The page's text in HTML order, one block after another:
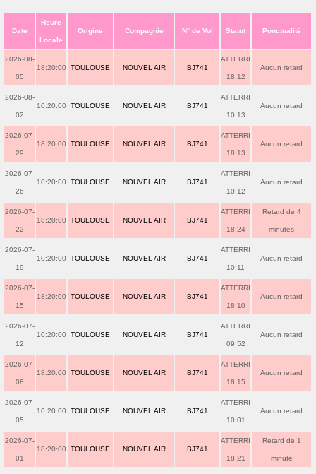
Date
Heure
Locale
Origine Compagnie N° de Vol Statut Ponctualité
2026-08-
05
18:20:00 TOULOUSE NOUVEL AIR BJ741
ATTERRI
18:12
Aucun retard
2026-08-
02
10:20:00 TOULOUSE NOUVEL AIR BJ741
ATTERRI
10:13
Aucun retard
2026-07-
29
18:20:00 TOULOUSE NOUVEL AIR BJ741
ATTERRI
18:13
Aucun retard
2026-07-
26
10:20:00 TOULOUSE NOUVEL AIR BJ741
ATTERRI
10:12
Aucun retard
2026-07-
22
18:20:00 TOULOUSE NOUVEL AIR BJ741
ATTERRI
18:24
Retard de 4
minutes
2026-07-
19
10:20:00 TOULOUSE NOUVEL AIR BJ741
ATTERRI
10:11
Aucun retard
2026-07-
15
18:20:00 TOULOUSE NOUVEL AIR BJ741
ATTERRI
18:10
Aucun retard
2026-07-
12
10:20:00 TOULOUSE NOUVEL AIR BJ741
ATTERRI
09:52
Aucun retard
2026-07-
08
18:20:00 TOULOUSE NOUVEL AIR BJ741
ATTERRI
18:15
Aucun retard
2026-07-
05
10:20:00 TOULOUSE NOUVEL AIR BJ741
ATTERRI
10:01
Aucun retard
2026-07-
01
18:20:00 TOULOUSE NOUVEL AIR BJ741
ATTERRI
18:21
Retard de 1
minute